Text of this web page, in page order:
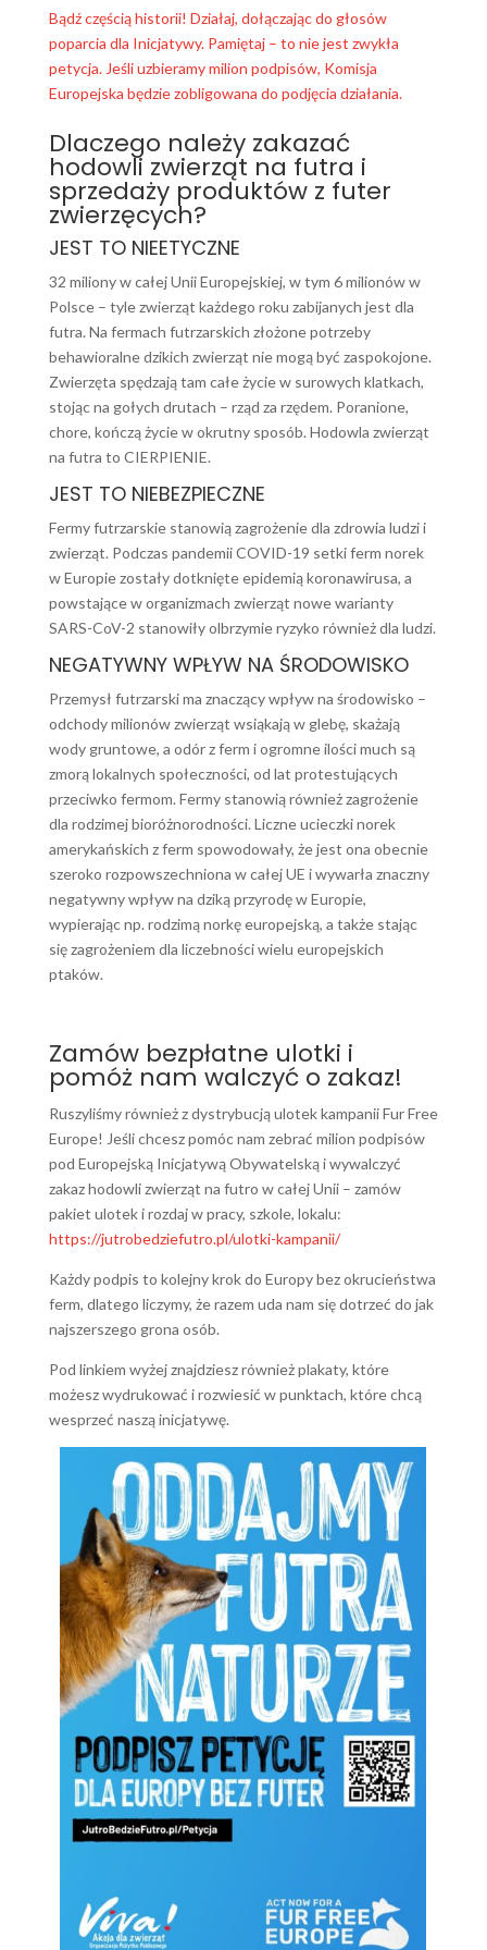
Bądź częścią historii! Działaj, dołączając do głosów
poparcia dla Inicjatywy. Pamiętaj – to nie jest zwykła
petycja. Jeśli uzbieramy milion podpisów, Komisja
Europejska będzie zobligowana do podjęcia działania.
Dlaczego należy zakazać
hodowli zwierząt na futra i
sprzedaży produktów z futer
zwierzęcych?
JEST TO NIEETYCZNE
32 miliony w całej Unii Europejskiej, w tym 6 milionów w
Polsce – tyle zwierząt każdego roku zabijanych jest dla
futra. Na fermach futrzarskich złożone potrzeby
behawioralne dzikich zwierząt nie mogą być zaspokojone.
Zwierzęta spędzają tam całe życie w surowych klatkach,
stojąc na gołych drutach – rząd za rzędem. Poranione,
chore, kończą życie w okrutny sposób. Hodowla zwierząt
na futra to CIERPIENIE.
JEST TO NIEBEZPIECZNE
Fermy futrzarskie stanowią zagrożenie dla zdrowia ludzi i
zwierząt. Podczas pandemii COVID-19 setki ferm norek
w Europie zostały dotknięte epidemią koronawirusa, a
powstające w organizmach zwierząt nowe warianty
SARS-CoV-2 stanowiły olbrzymie ryzyko również dla ludzi.
NEGATYWNY WPŁYW NA ŚRODOWISKO
Przemysł futrzarski ma znaczący wpływ na środowisko –
odchody milionów zwierząt wsiąkają w glebę, skażają
wody gruntowe, a odór z ferm i ogromne ilości much są
zmorą lokalnych społeczności, od lat protestujących
przeciwko fermom.Fermy stanowią również zagrożenie
dla rodzimej bioróżnorodności. Liczne ucieczki norek
amerykańskich z ferm spowodowały, że jest ona obecnie
szeroko rozpowszechniona w całej UE i wywarła znaczny
negatywny wpływ na dziką przyrodę w Europie,
wypierając np. rodzimą norkę europejską, a także stając
się zagrożeniem dla liczebności wielu europejskich
ptaków.
Zamów bezpłatne ulotki i
pomóż nam walczyć o zakaz!
Ruszyliśmy również z dystrybucją ulotek kampanii Fur Free
Europe! Jeśli chcesz pomóc nam zebrać milion podpisów
pod Europejską Inicjatywą Obywatelską i wywalczyć
zakaz hodowli zwierząt na futro w całej Unii – zamów
pakiet ulotek i rozdaj w pracy, szkole, lokalu:
https://jutrobedziefutro.pl/ulotki-kampanii/
Każdy podpis to kolejny krok do Europy bez okrucieństwa
ferm, dlatego liczymy, że razem uda nam się dotrzeć do jak
najszerszego grona osób.
Pod linkiem wyżej znajdziesz również plakaty, które
możesz wydrukować i rozwiesić w punktach, które chcą
wesprzeć naszą inicjatywę.